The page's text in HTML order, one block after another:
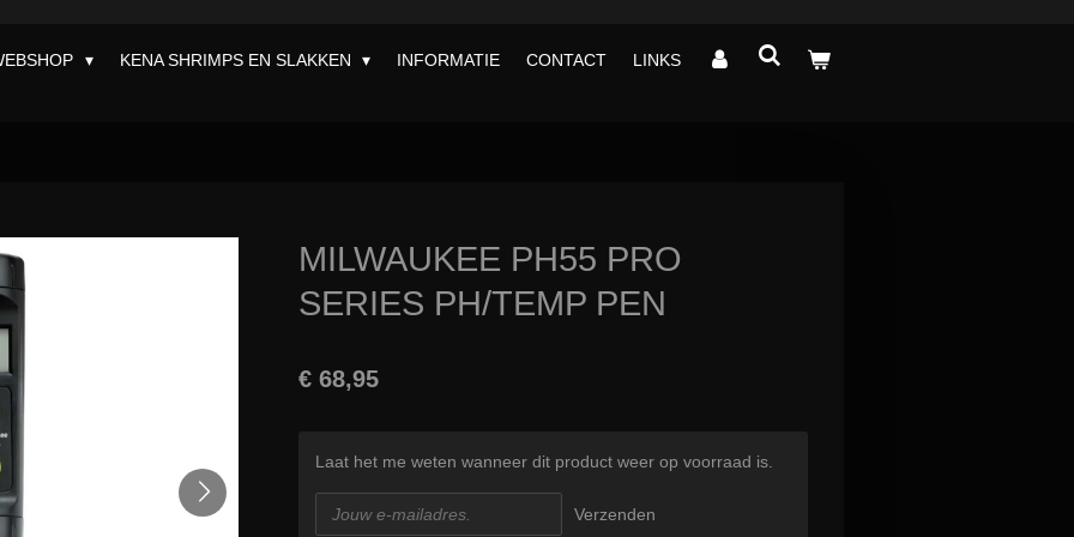
KENA SHRIMPS EN SLAKKEN INFORMATIE CONTACT LINKS
MILWAUKEE PH55 PRO
SERIES PH/TEMP PEN
€ 68,95
Laat het me weten wanneer dit product weer op voorraad is.
Verzenden